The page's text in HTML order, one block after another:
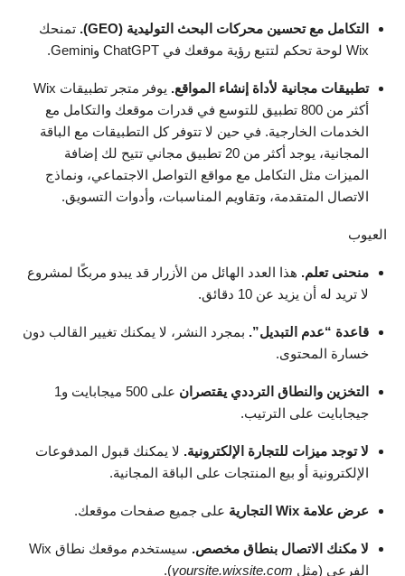
التكامل مع تحسين محركات البحث التوليدية (GEO).
تمنحك
Wix لوحة تحكم لتتبع رؤية موقعك في ChatGPT وGemini.
تطبيقات مجانية لأداة إنشاء المواقع.
يوفر متجر تطبيقات Wix
أكثر من 800 تطبيق للتوسع في قدرات موقعك والتكامل مع
الخدمات الخارجية. في حين لا تتوفر كل التطبيقات مع الباقة
المجانية، يوجد أكثر من 20 تطبيق مجاني تتيح لك إضافة
الميزات مثل التكامل مع مواقع التواصل الاجتماعي، ونماذج
الاتصال المتقدمة، وتقاويم المناسبات، وأدوات التسويق.
العيوب
منحنى تعلم. هذا العدد الهائل من الأزرار قد يبدو مربكًا لمشروع
لا تريد له أن يزيد عن 10 دقائق.
قاعدة “عدم التبديل”. بمجرد النشر، لا يمكنك تغيير القالب دون
خسارة المحتوى.
التخزين والنطاق الترددي يقتصران
على 500 ميجابايت و1
جيجابايت على الترتيب.
لا توجد ميزات للتجارة الإلكترونية. لا يمكنك قبول المدفوعات
الإلكترونية أو بيع المنتجات على الباقة المجانية.
عرض علامة Wix التجارية على جميع صفحات موقعك.
لا مكنك الاتصال بنطاق مخصص.
سيستخدم موقعك نطاق Wix
الفرعي (مثل yoursite.wixsite.com
).